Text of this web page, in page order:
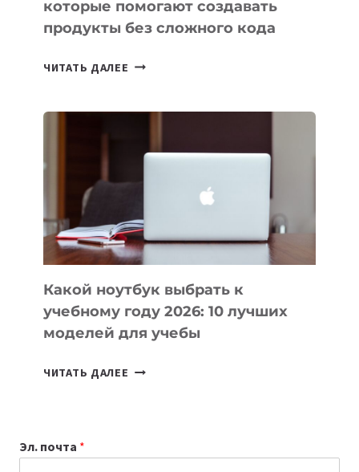
которые помогают создавать
продукты без сложного кода
ЧИТАТЬ ДАЛЕЕ 7
ПОМОГАЮТ
СОЗДАВАТЬ
БЕЗ
СЛОЖНОГО
КОДА
Какой ноутбук выбрать к
учебному году 2026: 10 лучших
моделей для учебы
ЧИТАТЬ ДАЛЕЕ КАКОЙ
Эл. почта *